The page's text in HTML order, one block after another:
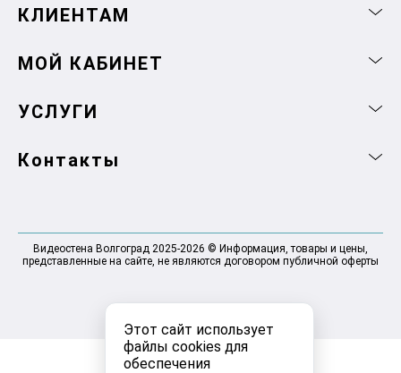
Этот сайт использует
файлы cookies для
обеспечения
КЛИЕНТАМ
МОЙ КАБИНЕТ
УСЛУГИ
Контакты
Видеостена Волгоград 2025-2026 © Информация, товары и цены,
представленные на сайте, не являются договором публичной оферты